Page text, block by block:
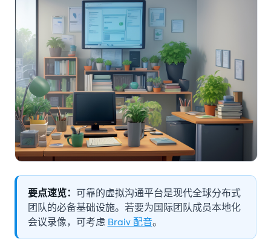
要点速览： 可靠的虚拟沟通平台是现代全球分布式
团队的必备基础设施。若要为国际团队成员本地化
会议录像，可考虑 Braiv 配音。